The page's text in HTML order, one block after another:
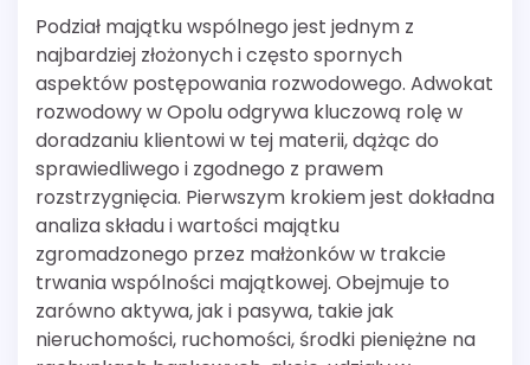
Podział majątku wspólnego jest jednym z
najbardziej złożonych i często spornych
aspektów postępowania rozwodowego. Adwokat
rozwodowy w Opolu odgrywa kluczową rolę w
doradzaniu klientowi w tej materii, dążąc do
sprawiedliwego i zgodnego z prawem
rozstrzygnięcia. Pierwszym krokiem jest dokładna
analiza składu i wartości majątku
zgromadzonego przez małżonków w trakcie
trwania wspólności majątkowej. Obejmuje to
zarówno aktywa, jak i pasywa, takie jak
nieruchomości, ruchomości, środki pieniężne na